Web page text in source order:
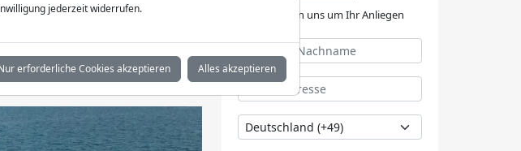
Wir kümmern uns um Ihr Anliegen
jederzeit widerrufen.
erforderliche Cookies akzeptieren Alles akzeptieren